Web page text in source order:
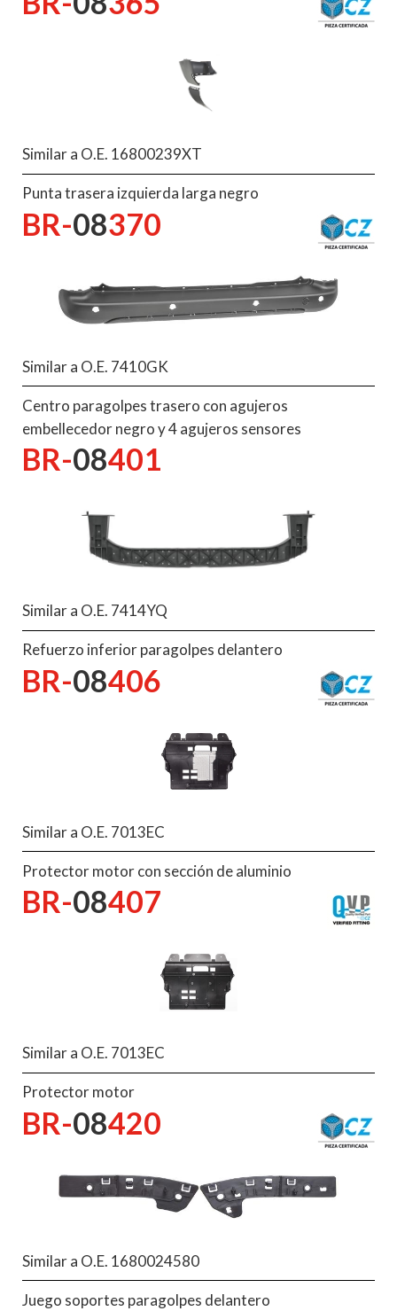
Similar a O.E. 16800239XT
Punta trasera izquierda larga negro
BR-08370
Similar a O.E. 7410GK
Centro paragolpes trasero con agujeros
embellecedor negro y 4 agujeros sensores
BR-08401
Similar a O.E. 7414YQ
Refuerzo inferior paragolpes delantero
BR-08406
Similar a O.E. 7013EC
Protector motor con sección de aluminio
BR-08407
Similar a O.E. 7013EC
Protector motor
BR-08420
Similar a O.E. 1680024580
Juego soportes paragolpes delantero